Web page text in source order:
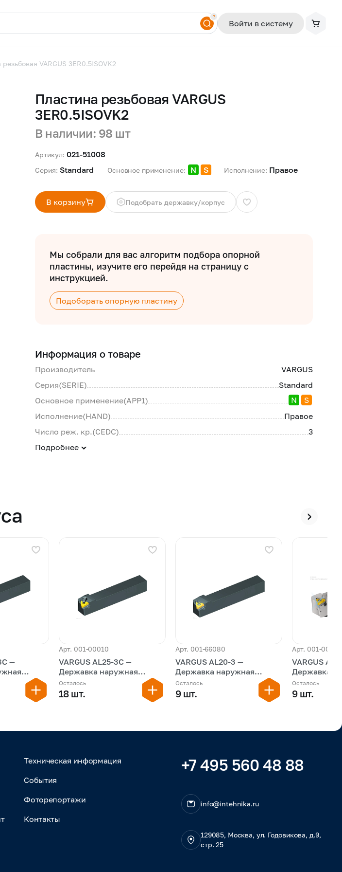
?
Войти в систему
VARGUS 3ER0.5ISOVK2
Пластина резьбовая VARGUS
3ER0.5ISOVK2
В наличии: 98 шт
Артикул: 021-51008
Серия: Standard Основное применение: N S Исполнение: Правое
В корзину Подобрать державку/корпус
Мы собрали для вас алгоритм подбора опорной
пластины, изучите его перейдя на страницу с
инструкцией.
Подоборать опорную пластину
Информация о товаре
Производитель
VARGUS
Серия(SERIE)
Standard
Основное применение(APP1)
N
S
Исполнение(HAND)
Правое
Число реж. кр.(CEDC)
3
Подробнее
—
Арт. 001-00010
VARGUS AL25-3C —
Державка наружная
резьбовая
Осталось
18 шт.
Арт. 001-66080
VARGUS AL20-3 —
Державка наружная
резьбовая
Осталось
9 шт.
Арт. 001-00948
VARGUS
Державка
резьбовая
Осталось
9 шт.
›
Техническая информация
События
Фоторепортажи
Контакты
+7 495 560 48 88
info@intehnika.ru
129085, Москва, ул. Годовикова, д.9,
стр. 25